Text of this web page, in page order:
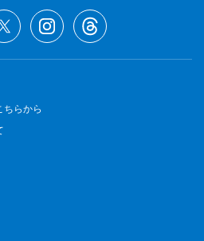
ちらから